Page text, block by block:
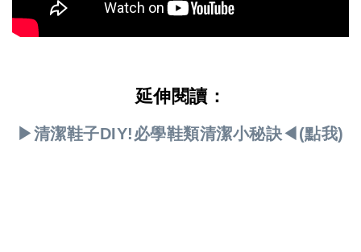
延伸閱讀：
▶清潔鞋子DIY!必學鞋類清潔小秘訣◀(點我)